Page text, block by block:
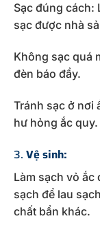
Sạc đúng cách:
sạc được nhà
Không sạc quá
đèn báo đầy.
Tránh sạc ở nơi
hư hỏng ắc quy.
3. Vệ sinh:
Làm sạch vỏ ắc
sạch để lau
chất bẩn khác.